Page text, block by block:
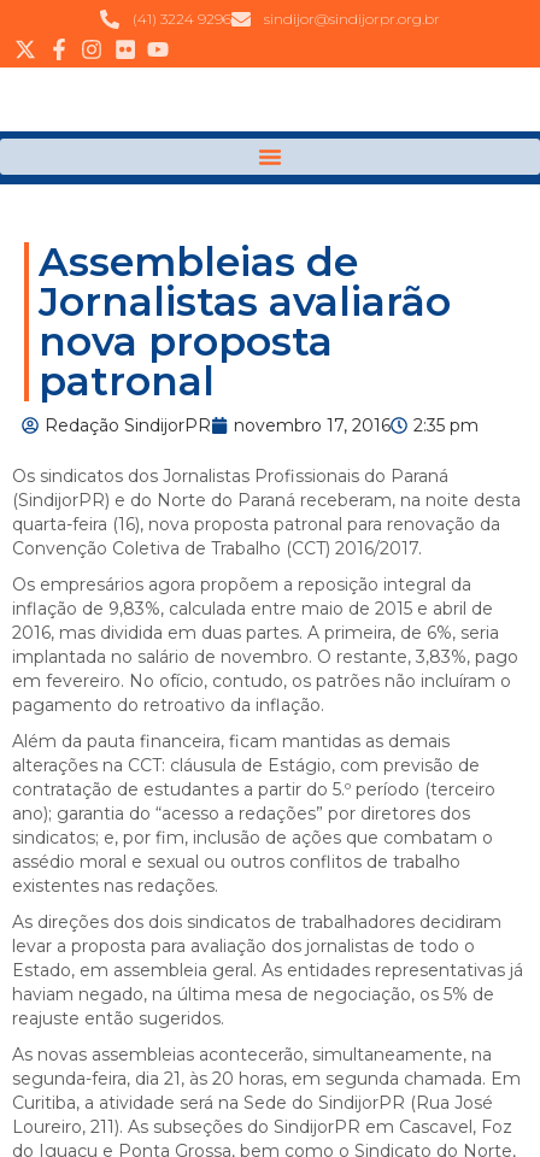
(41) 3224 9296 sindijor@sindijorpr.org.br
Assembleias de
Jornalistas avaliarão
nova proposta
patronal
Redação SindijorPR novembro 17, 2016 2:35 pm
Os sindicatos dos Jornalistas Profissionais do Paraná
(SindijorPR) e do Norte do Paraná receberam, na noite desta
quarta-feira (16), nova proposta patronal para renovação da
Convenção Coletiva de Trabalho (CCT) 2016/2017.
Os empresários agora propõem a reposição integral da
inflação de 9,83%, calculada entre maio de 2015 e abril de
2016, mas dividida em duas partes. A primeira, de 6%, seria
implantada no salário de novembro. O restante, 3,83%, pago
em fevereiro. No ofício, contudo, os patrões não incluíram o
pagamento do retroativo da inflação.
Além da pauta financeira, ficam mantidas as demais
alterações na CCT: cláusula de Estágio, com previsão de
contratação de estudantes a partir do 5.º período (terceiro
ano); garantia do “acesso a redações” por diretores dos
sindicatos; e, por fim, inclusão de ações que combatam o
assédio moral e sexual ou outros conflitos de trabalho
existentes nas redações.
As direções dos dois sindicatos de trabalhadores decidiram
levar a proposta para avaliação dos jornalistas de todo o
Estado, em assembleia geral. As entidades representativas já
haviam negado, na última mesa de negociação, os 5% de
reajuste então sugeridos.
As novas assembleias acontecerão, simultaneamente, na
segunda-feira, dia 21, às 20 horas, em segunda chamada. Em
Curitiba, a atividade será na Sede do SindijorPR (Rua José
Loureiro, 211). As subseções do SindijorPR em Cascavel, Foz
do Iguaçu e Ponta Grossa, bem como o Sindicato do Norte,